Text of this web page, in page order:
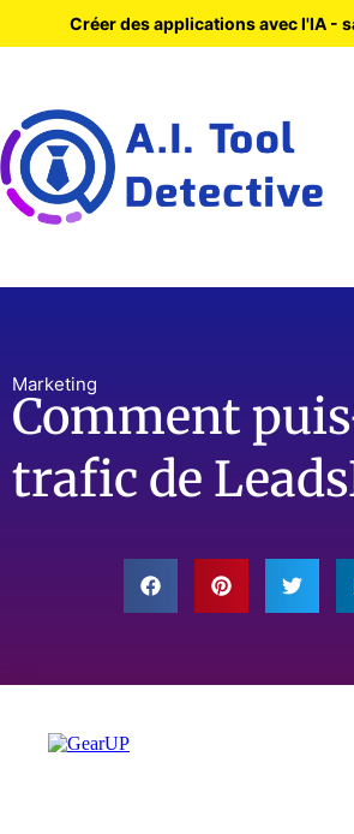
Marketing
Comment
trafic de
Créer des applications avec l'IA -